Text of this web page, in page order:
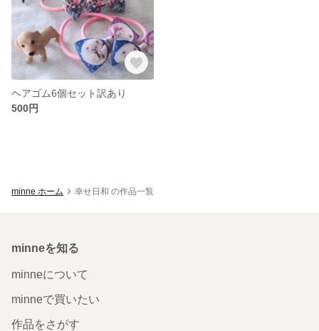
ヘアゴム6個セット訳あり
500円
minne ホーム 幸せ日和 の作品一覧
minneを知る
minneについて
minneで買いたい
作品をさがす